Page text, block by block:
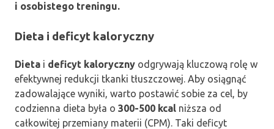
i osobistego treningu.
Dieta i deficyt kaloryczny
Dieta i deficyt kaloryczny odgrywają kluczową rolę w
efektywnej redukcji tkanki tłuszczowej. Aby osiągnąć
zadowalające wyniki, warto postawić sobie za cel, by
codzienna dieta była o 300-500 kcal niższa od
całkowitej przemiany materii (CPM). Taki deficyt